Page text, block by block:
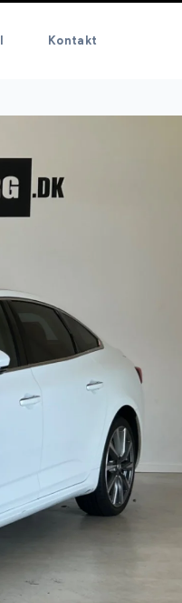
Kontakt